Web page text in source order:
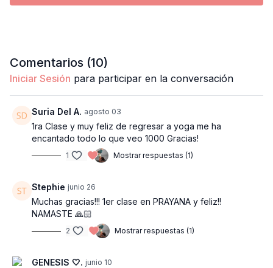
Comentarios (10)
Iniciar Sesión para participar en la conversación
Suria Del A. agosto 03
1ra Clase y muy feliz de regresar a yoga me ha
encantado todo lo que veo 1000 Gracias!
1 Mostrar respuestas (1)
Stephie junio 26
Muchas gracias!!! 1er clase en PRAYANA y feliz!!
NAMASTE 🙏🏻
2 Mostrar respuestas (1)
GENESIS 🤍. junio 10